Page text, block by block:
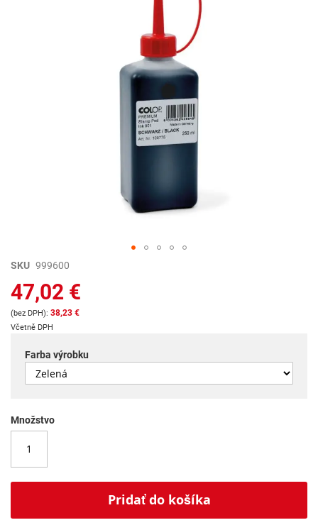
Preskočiť
začiatok
galérie
obrázkov
SKU 999600
47,02 €
38,23 €
Včetně DPH
Farba výrobku
Množstvo
Pridať do košíka